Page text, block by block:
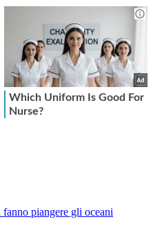
piangere gli oceani